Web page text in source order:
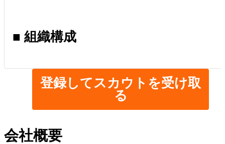
■ 組織構成
登録してスカウトを受け取
る
会社概要